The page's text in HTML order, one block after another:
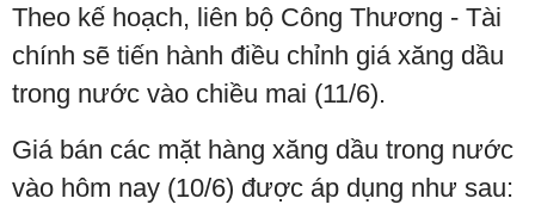
Theo kế hoạch, liên bộ Công Thương - Tài
chính sẽ tiến hành điều chỉnh giá xăng dầu
trong nước vào chiều mai (11/6).
Giá bán các mặt hàng xăng dầu trong nước
vào hôm nay (10/6) được áp dụng như sau: